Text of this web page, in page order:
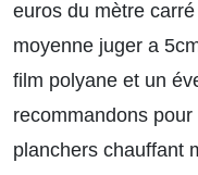
euros du mètre
moyenne juger a
film polyane et un
recommandons
planchers chauffant